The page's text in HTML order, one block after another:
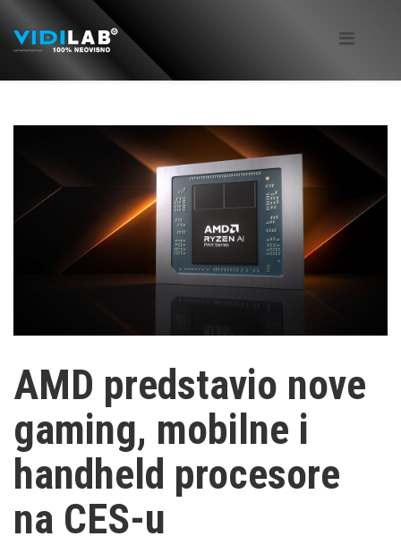
AMD predstavio nove
gaming, mobilne i
handheld procesore
na CES-u